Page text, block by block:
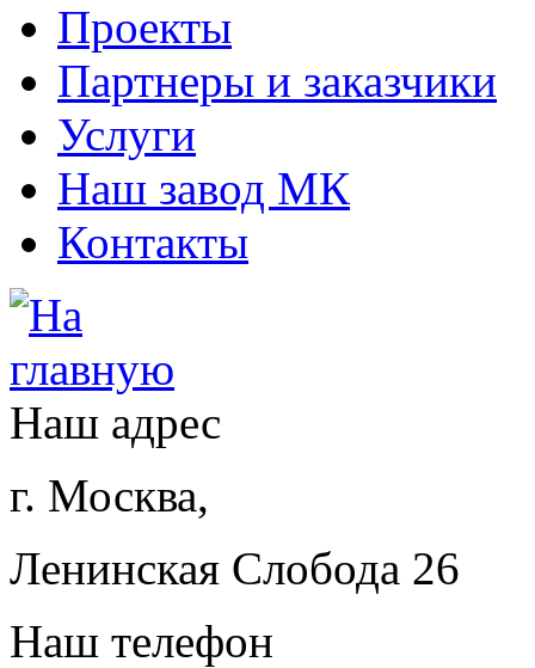
Проекты
Партнеры и заказчики
Услуги
Наш завод МК
Контакты
Наш адрес
г. Москва,
Ленинская Слобода 26
Наш телефон